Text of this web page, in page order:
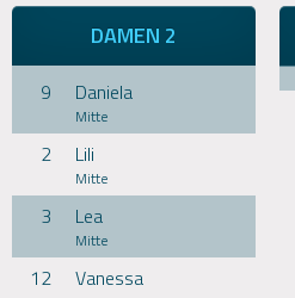
DAMEN 2
9 Daniela
Mitte
2 Lili
Mitte
3 Lea
Mitte
12 Vanessa